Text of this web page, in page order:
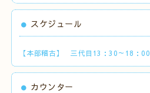
スケジュール
【本部稽古】 三代目13：30～18：00
カウンター